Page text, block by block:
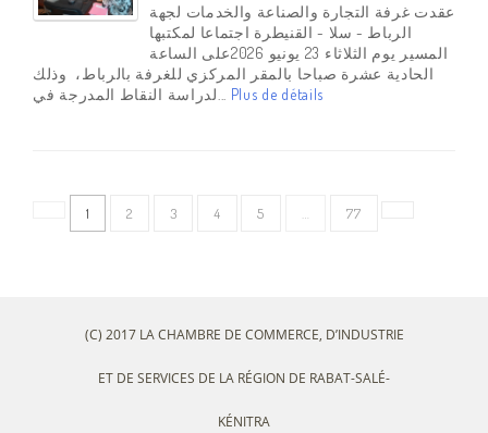
عقدت غرفة التجارة والصناعة والخدمات لجهة
الرباط - سلا - القنيطرة اجتماعا لمكتبها
المسير يوم الثلاثاء 23 يونيو 2026على الساعة
الحادية عشرة صباحا بالمقر المركزي للغرفة بالرباط، وذلك
Plus de détails
1 2 3 4 5 77
(C) 2017 LA CHAMBRE DE COMMERCE, D’INDUSTRIE
ET DE SERVICES DE LA RÉGION DE RABAT-SALÉ-
KÉNITRA